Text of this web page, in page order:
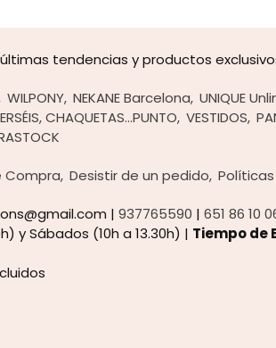
tendencias y productos
WILPONY NEKANE Barcelona UNIQUE
CHAQUETAS...PUNTO VESTIDOS
Compra Desistir de un pedido
|937765590 |651 86 10
y Sábados (10h a 13.30h) | Tiempo de